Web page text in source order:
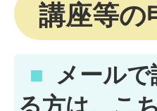
講座等の
メール